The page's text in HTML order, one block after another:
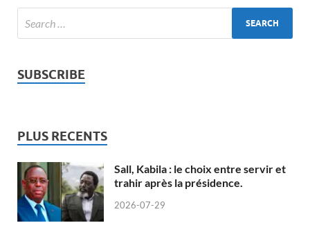
SUBSCRIBE
PLUS RECENTS
Sall, Kabila : le choix entre servir et
trahir après la présidence.
2026-07-29